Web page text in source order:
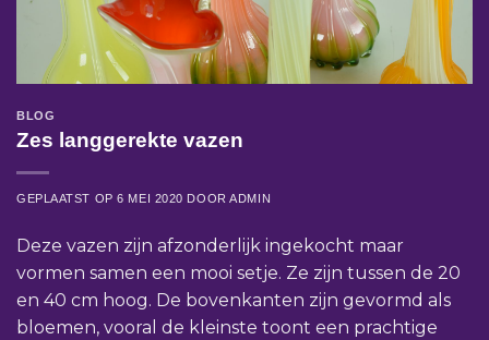
BLOG
Zes langgerekte vazen
GEPLAATST OP6 MEI 2020 DOORADMIN
Deze vazen zijn afzonderlijk ingekocht maar
vormen samen een mooi setje. Ze zijn tussen de 20
en 40 cm hoog. De bovenkanten zijn gevormd als
bloemen, vooral de kleinste toont een prachtige